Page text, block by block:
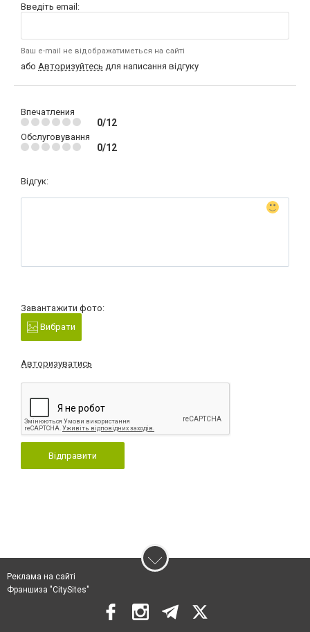
Введіть email:
Ваш e-mail не відображатиметься на сайті
або Авторизуйтесь для написання відгуку
Впечатления
0/12
Обслуговування
0/12
Відгук:
Завантажити фото:
Вибрати
Авторизуватись
Відправити
Реклама на сайті
Франшиза "CitySites"